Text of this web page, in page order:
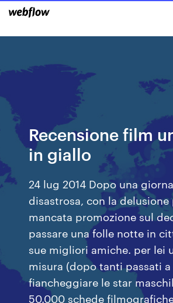
Recensione film
in giallo
24 lug 2014 Dopo una
disastrosa, con la delusione
mancata promozione sul
passare una folle notte in
sue migliori amiche. per lei
misura (dopo tanti passati a
fiancheggiare le star
50.000 schede